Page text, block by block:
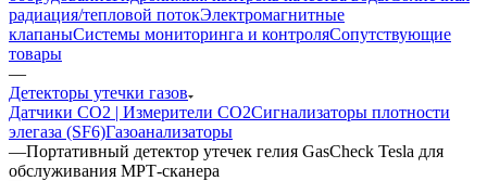
радиация/тепловой потокЭлектромагнитные
клапаныСистемы мониторинга и контроляСопутствующие
товары
—
Детекторы утечки газов
Датчики CO2 | Измерители СО2Сигнализаторы плотности
элегаза (SF6)Газоанализаторы
—Портативный детектор утечек гелия GasCheck Tesla для
обслуживания МРТ-сканера